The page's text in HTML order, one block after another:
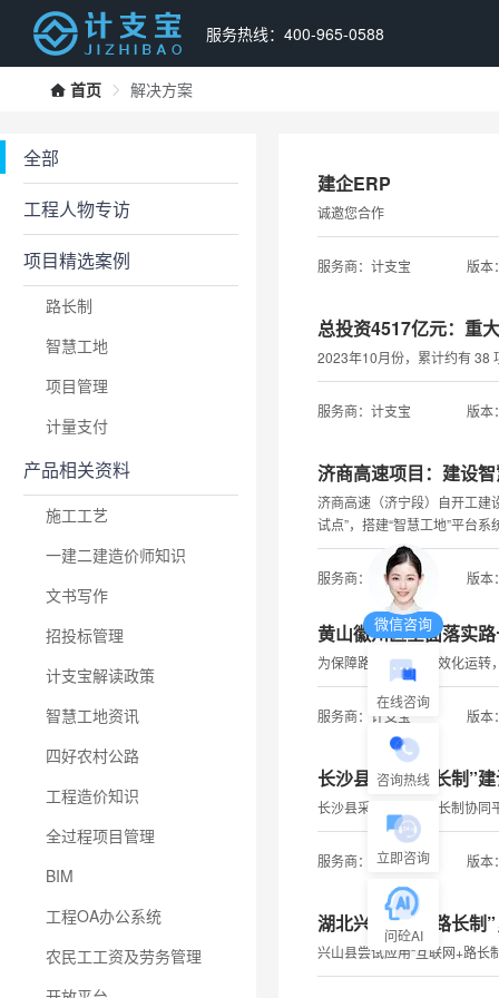
服务热线：400-965-0588
首页 解决方案
全部
工程人物专访
项目精选案例
路长制
智慧工地
项目管理
计量支付
产品相关资料
施工工艺
一建二建造价师知识
文书写作
招投标管理
计支宝解读政策
智慧工地资讯
四好农村公路
工程造价知识
全过程项目管理
BIM
工程OA办公系统
农民工工资及劳务管理
建企ERP
诚邀您合作
服务商：计支宝 版本
总投资4517亿元：重
2023年10月份，累计约有 38
服务商：计支宝 版本
济商高速项目：建设
济商高速（济宁段）自开工建
试点”，搭建“智慧工地”平台系
服务商：计支宝 版本
黄山徽州区全面落实
为保障路长制工作高效化运转
服务商：计支宝 版本
长沙县加大“路长制”
长沙县采用计支宝路长制协同
服务商：计支宝 版本
湖北兴山夯实“路长制
兴山县尝试应用“互联网+路长
微信咨询
在线咨询
咨询热线
立即咨询
问砼AI